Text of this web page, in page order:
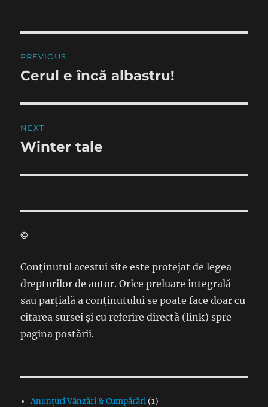
navigation
PREVIOUS
Previous
Cerul e încă albastru!
NEXT
Next
Winter tale
©
Conținutul acestui site este protejat de legea
drepturilor de autor. Orice preluare integrală
sau parțială a conținutului se poate face doar cu
citarea sursei și cu referire directă (link) spre
pagina postării.
Anunțuri Vânzări & Cumpărări(1)